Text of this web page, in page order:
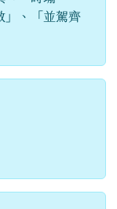
」、「並駕齊